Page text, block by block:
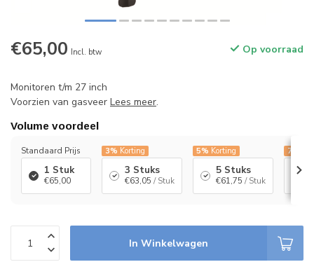
€65,00 Incl. btw Op voorraad
Monitoren t/m 27 inch
Voorzien van gasveer Lees meer.
Volume voordeel
Standaard Prijs
1 Stuk
€65,00
3% Korting
3 Stuks
€63,05 / Stuk
5% Korting
5 Stuks
€61,75 / Stuk
7%
In Winkelwagen